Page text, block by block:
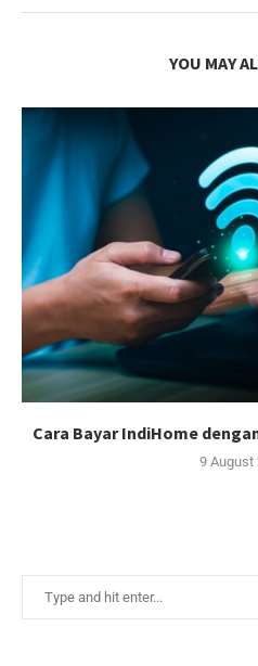
YOU MAY
Cara Bayar IndiHome
9 August